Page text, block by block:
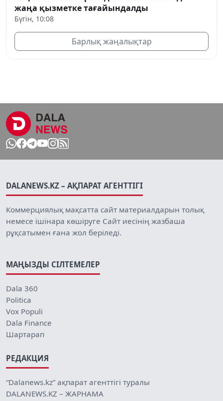
жаңа қызметке тағайындалды
Бүгін, 10:08
Барлық жаңалықтар
DALANEWS.KZ – АҚПАРАТ АГЕНТТІГІ
Коммерциялық мақсатта сайт материалдарын толық
немесе ішінара көшіруге Сайт иесінің жазбаша
рұқсатымен ғана жол беріледі.
МАҢЫЗДЫ СІЛТЕМЕЛЕР
Dala 360
Politica
Vox Populi
Dala Finance
Шартарап
РЕДАКЦИЯ
“Dalanews.kz” ақпарат агенттігі туралы
DALANEWS.KZ – ЖАРНАМА